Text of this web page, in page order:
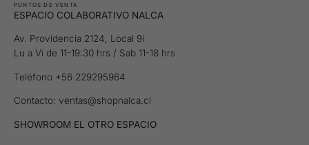
PUNTOS DE VENTA
ESPACIO COLABORATIVO NALCA
Av. Providencia 2124, Local 9i
Lu a Vi de 11-19:30 hrs / Sab 11-18 hrs
Teléfono +56 229295964
Contacto: ventas@shopnalca.cl
SHOWROOM EL OTRO ESPACIO